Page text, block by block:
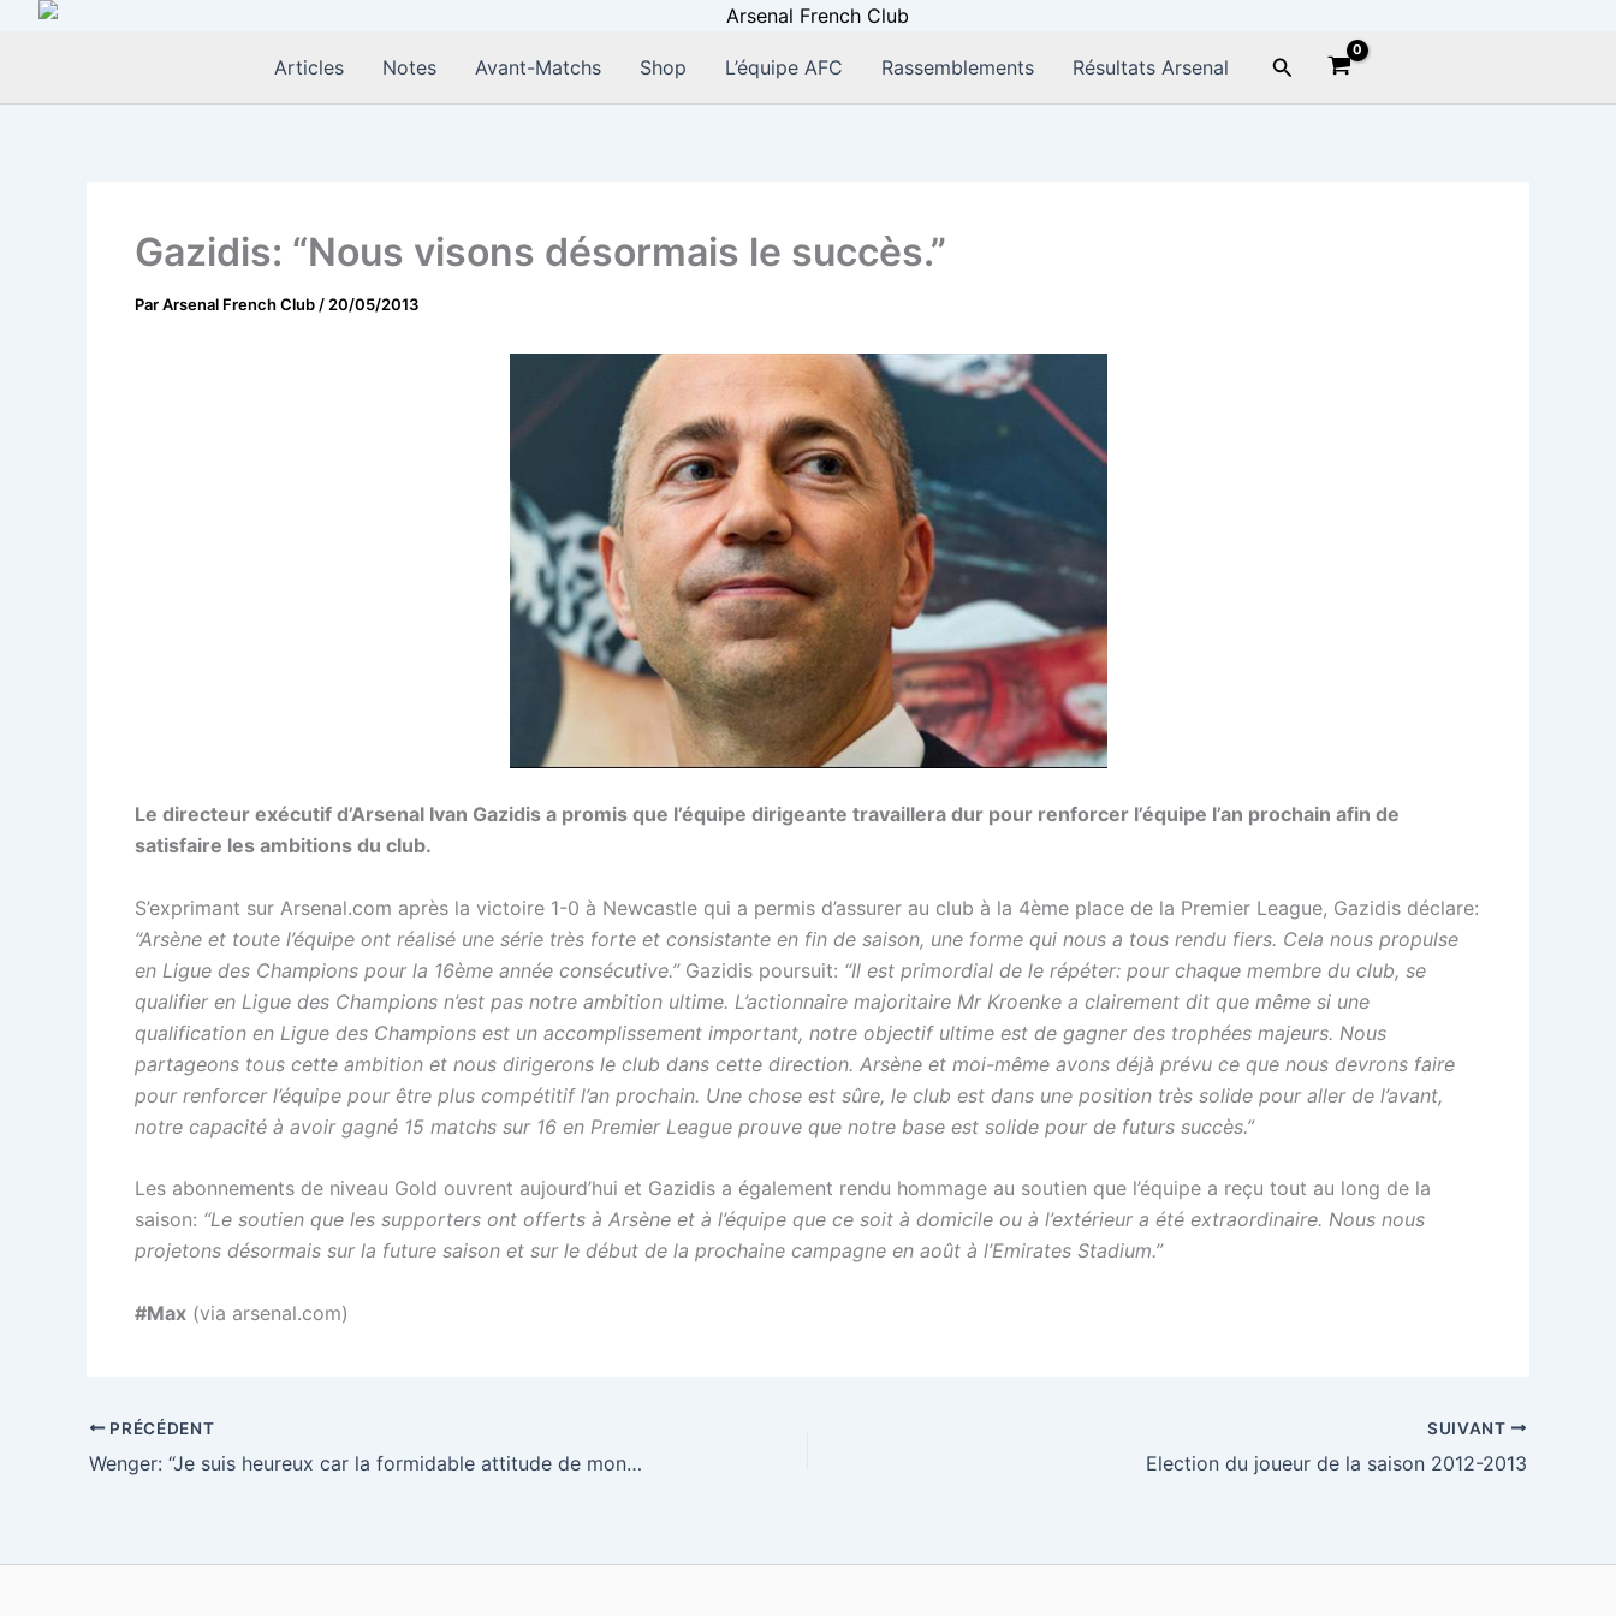
Aller
Articles Notes Avant-Matchs Shop L’équipe AFC Rassemblements Résultats Arsenal Rechercher
Gazidis: “Nous visons désormais le succès.”
ParArsenal French Club / 20/05/2013
Le directeur exécutif d’Arsenal Ivan Gazidis a promis que l’équipe dirigeante travaillera dur pour renforcer l’équipe l’an prochain afin de
satisfaire les ambitions du club.
S’exprimant sur Arsenal.com après la victoire 1-0 à Newcastle qui a permis d’assurer au club à la 4ème place de la Premier League, Gazidis déclare:
“Arsène et toute l’équipe ont réalisé une série très forte et consistante en fin de saison, une forme qui nous a tous rendu fiers. Cela nous propulse
en Ligue des Champions pour la 16ème année consécutive.”Gazidis poursuit: “Il est primordial de le répéter: pour chaque membre du club, se
qualifier en Ligue des Champions n’est pas notre ambition ultime. L’actionnaire majoritaire Mr Kroenke a clairement dit que même si une
qualification en Ligue des Champions est un accomplissement important, notre objectif ultime est de gagner des trophées majeurs. Nous
partageons tous cette ambition et nous dirigerons le club dans cette direction. Arsène et moi-même avons déjà prévu ce que nous devrons faire
pour renforcer l’équipe pour être plus compétitif l’an prochain. Une chose est sûre, le club est dans une position très solide pour aller de l’avant,
notre capacité à avoir gagné 15 matchs sur 16 en Premier League prouve que notre base est solide pour de futurs succès.”
Les abonnements de niveau Gold ouvrent aujourd’hui et Gazidis a également rendu hommage au soutien que l’équipe a reçu tout au long de la
saison: “Le soutien que les supporters ont offerts à Arsène et à l’équipe que ce soit à domicile ou à l’extérieur a été extraordinaire. Nous nous
projetons désormais sur la future saison et sur le début de la prochaine campagne en août à l’Emirates Stadium.”
#Max (via arsenal.com)
PRÉCÉDENT
Wenger: “Je suis heureux car la formidable attitude de mon groupe a été récompensée.”
SUIVANT
Election du joueur de la saison 2012-2013